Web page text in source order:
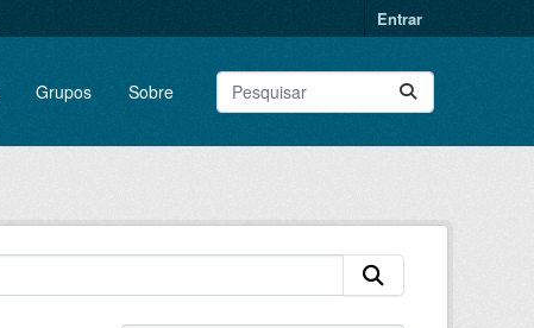
Entrar
Grupos Sobre